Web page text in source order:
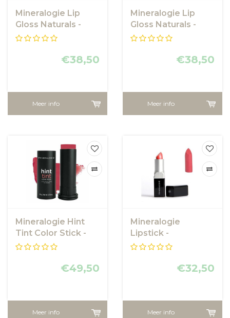
Mineralogie Lip
Gloss Naturals -
Sunset
€38,50
Meer info
Mineralogie Lip
Gloss Naturals -
Mandrilla
€38,50
Meer info
Mineralogie Hint
Tint Color Stick -
Seeing Red
€49,50
Meer info
Mineralogie
Lipstick -
Watermelon Splash
€32,50
Meer info